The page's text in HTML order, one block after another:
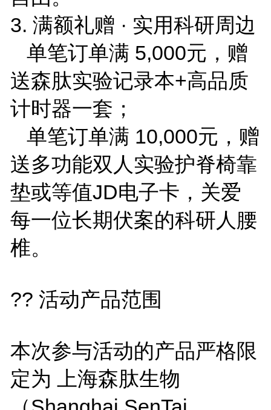
3. 满额礼赠 · 实用科研周边
单笔订单满 5,000元，赠
送森肽实验记录本+高品质
计时器一套；
单笔订单满 10,000元，赠
送多功能双人实验护脊椅靠
垫或等值JD电子卡，关爱
每一位长期伏案的科研人腰
椎。
?? 活动产品范围
本次参与活动的产品严格限
定为 上海森肽生物